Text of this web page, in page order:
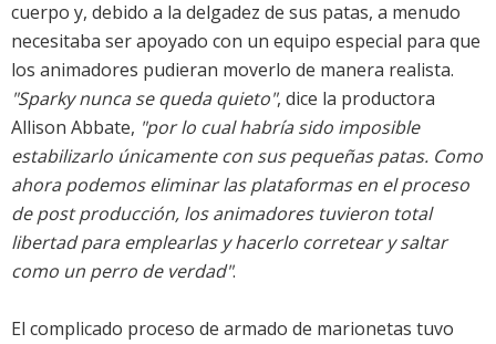
cuerpo y, debido a la delgadez de sus patas, a menudo
necesitaba ser apoyado con un equipo especial para que
los animadores pudieran moverlo de manera realista.
"Sparky nunca se queda quieto", dice la productora
Allison Abbate, "por lo cual habría sido imposible
estabilizarlo únicamente con sus pequeñas patas. Como
ahora podemos eliminar las plataformas en el proceso
de post producción, los animadores tuvieron total
libertad para emplearlas y hacerlo corretear y saltar
como un perro de verdad".
El complicado proceso de armado de marionetas tuvo